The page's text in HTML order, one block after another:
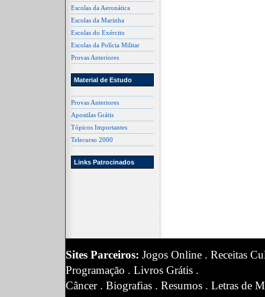
Escolas da Aeronática
Escolas da Marinha
Escolas do Exército
Escolas da Polícia Militar
Provas Anteriores
Material de Estudo
Provas Anteriores
Apostilas Grátis
Tópicos Importantes
Telecurso 2000
Links Patrocinados
Sites Parceiros: Jogos Online . Receitas
Programação . Livros Grátis .
Câncer. Biografias . Resumos . Letras de